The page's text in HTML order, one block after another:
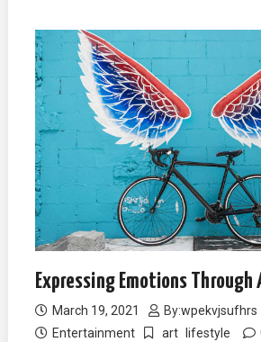
Expressing Emotions Through
March 19, 2021 By:wpekvjsufhrs
Entertainment
art lifestyle